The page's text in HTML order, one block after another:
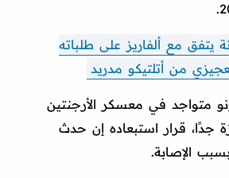
يتفق مع ألفاريز على طلباته
من أتلتيكو مدريد
متواجد في معسكر الأرجنتين
جدًا، قرار استبعاده إن حدث
الإصابة.